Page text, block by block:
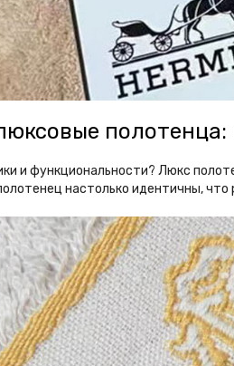
и функциональности? Люкс
настолько идентичны,